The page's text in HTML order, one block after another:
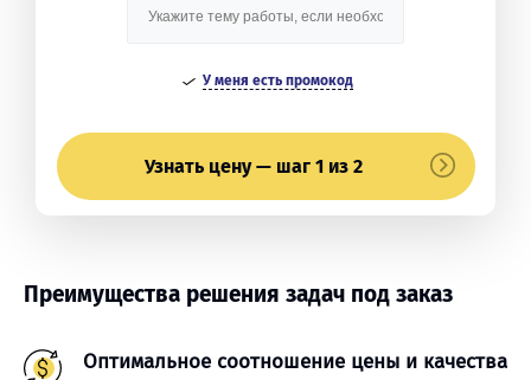
У меня есть промокод
Узнать цену — шаг 1 из 2
Преимущества решения задач под заказ
Оптимальное соотношение цены и качества